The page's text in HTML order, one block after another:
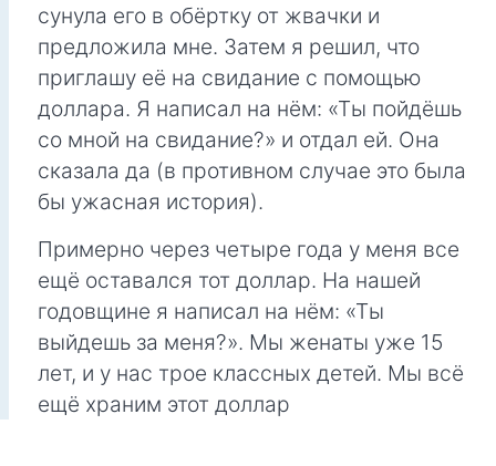
сунула его в обёртку от жвачки и
предложила мне. Затем я решил, что
приглашу её на свидание с помощью
доллара. Я написал на нём: «Ты пойдёшь
со мной на свидание?» и отдал ей. Она
сказала да (в противном случае это была
бы ужасная история).
Примерно через четыре года у меня все
ещё оставался тот доллар. На нашей
годовщине я написал на нём: «Ты
выйдешь за меня?». Мы женаты уже 15
лет, и у нас трое классных детей. Мы всё
ещё храним этот доллар